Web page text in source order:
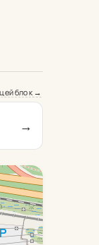
блок →
→